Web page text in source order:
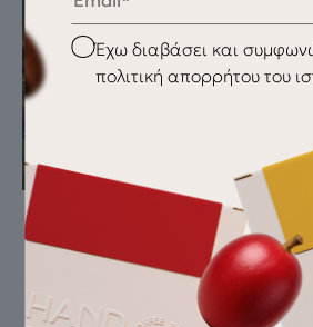
AA Gondo
#261, Kenya
16,80€-
Checkbox
Έχω διαβάσει και
πολιτική απορρήτου του